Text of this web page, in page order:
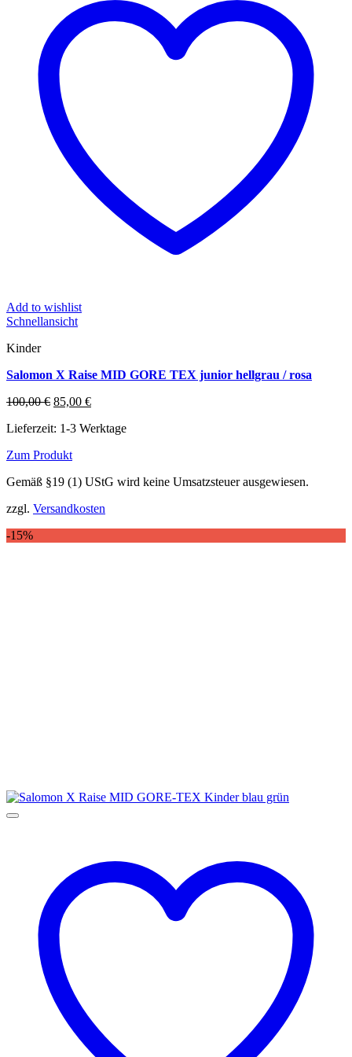
Add to wishlist
Schnellansicht
Kinder
Salomon X Raise MID GORE TEX junior hellgrau / rosa
100,00€ Ursprünglicher
war:
85,00 €Aktueller
ist:
Lieferzeit: 1-3 Werktage
Zum Produkt
Produkt
mehrere
auf.
Gemäß §19 (1) UStG wird keine Umsatzsteuer ausgewiesen.
zzgl. Versandkosten
-15%